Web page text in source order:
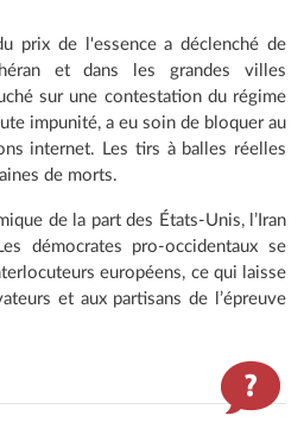
prix de l'essence a déclenché de
et dans les grandes villes
sur une contestation du régime
impunité, a eu soin de bloquer au
internet. Les tirs à balles réelles
de morts.
de la part des États-Unis, l’Iran
démocrates pro-occidentaux se
européens, ce qui laisse
et aux partisans de l’épreuve